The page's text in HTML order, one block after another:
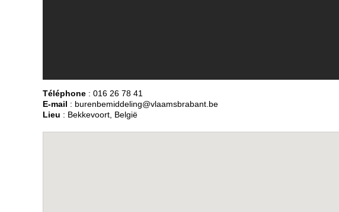
Téléphone : 016 26 78 41
E-mail : burenbemiddeling@vlaamsbrabant.be
Lieu : Bekkevoort, België